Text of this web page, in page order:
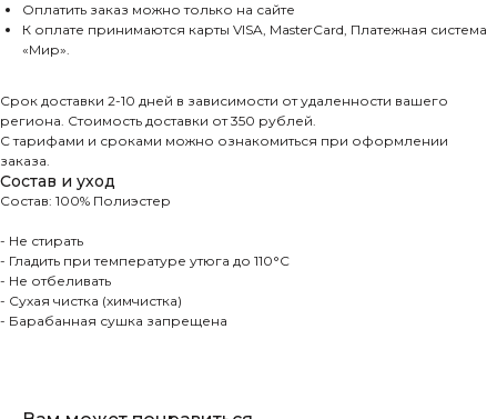
Оплатить заказ можно только на сайте
К оплате принимаются карты VISA, MasterCard, Платежная система
«Мир».
Срок доставки 2-10 дней в зависимости от удаленности вашего
региона. Стоимость доставки от 350 рублей.
С тарифами и сроками можно ознакомиться при оформлении
заказа.
Состав и уход
Состав: 100% Полиэстер
- Не стирать
- Гладить при температуре утюга до 110°C
- Не отбеливать
- Сухая чистка (химчистка)
- Барабанная сушка запрещена
Покупателям
Каталог
Аксессуары
Пальто
Бренд ателье
Спортивки
Ателье по ремонту
Контакты